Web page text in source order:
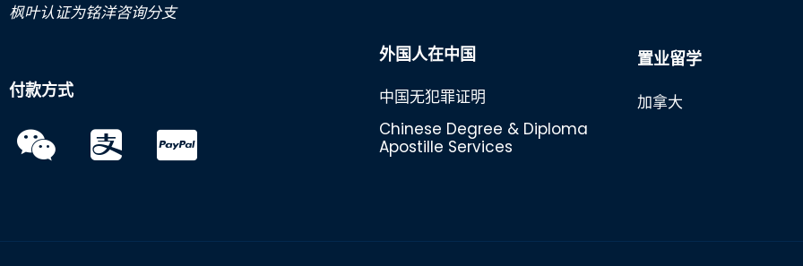
枫叶认证为铭洋咨询分支
付款方式
外国人在中国
中国无犯罪证明
Chinese Degree & Diploma
Apostille Services
置业留学
加拿大